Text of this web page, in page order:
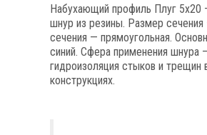
Набухающий профиль Плуг 5х20
шнур из резины. Размер
сечения — прямоугольная.
синий. Сфера применения шнура
гидроизоляция стыков и
конструкциях.